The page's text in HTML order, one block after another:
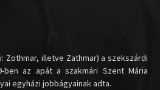
Zothmar, illetve Zathmar) a szekszárdi
ben az apát a szakmári Szent Mária
egyházi jobbágyainak adta.